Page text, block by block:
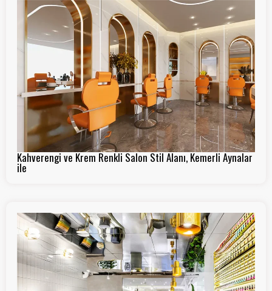
Kahverengi ve Krem Renkli Salon Stil Alanı, Kemerli Aynalar
ile